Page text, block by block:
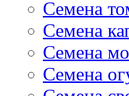
Семена
Семена
Семена
Семена